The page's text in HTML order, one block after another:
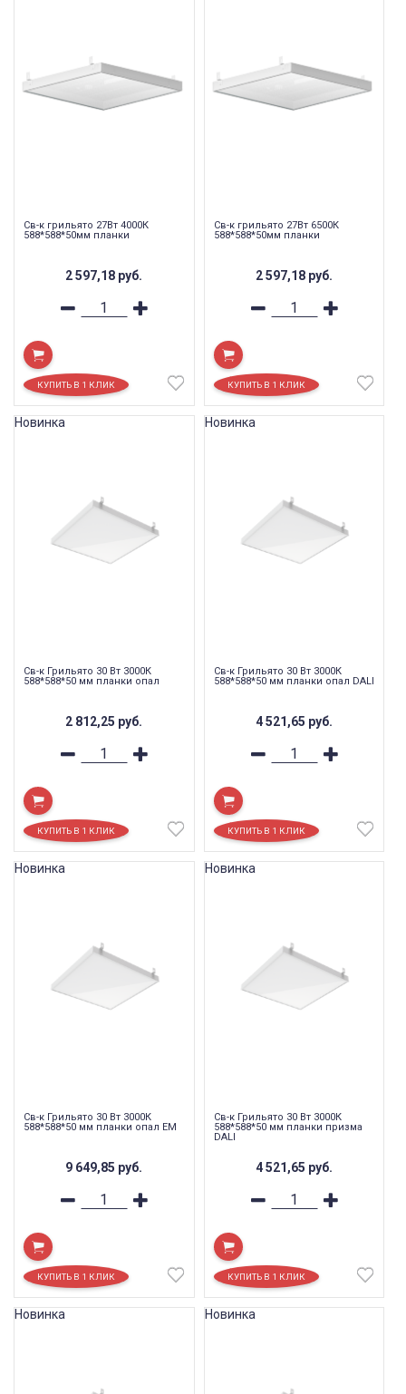
Св-к грильято 27Вт 4000К
588*588*50мм планки
2 597,18 руб.
Св-к грильято 27Вт 6500К
588*588*50мм планки
2 597,18 руб.
Св-к Грильято 30 Вт 3000К
588*588*50 мм планки опал
2 812,25 руб.
Новинка
Св-к Грильято 30 Вт 3000К
588*588*50 мм планки опал DALI
4 521,65 руб.
Новинка
Св-к Грильято 30 Вт 3000К
588*588*50 мм планки опал EM
9 649,85 руб.
Новинка
Св-к Грильято 30 Вт 3000К
588*588*50 мм планки призма
DALI
4 521,65 руб.
Новинка
Новинка Новинка